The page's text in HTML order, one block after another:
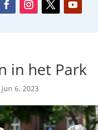
in het Park
jun 6, 2023